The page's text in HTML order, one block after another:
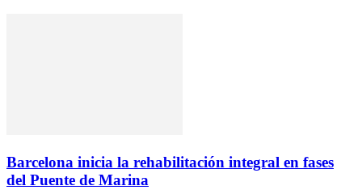
Barcelona inicia la rehabilitación integral en fases
del Puente de Marina